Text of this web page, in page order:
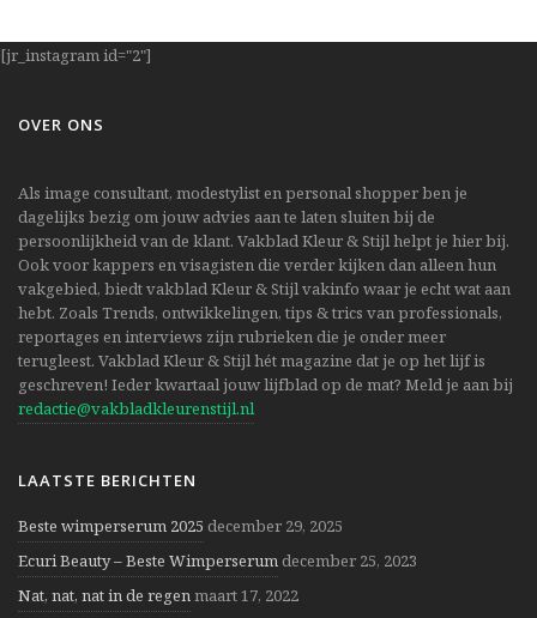
[jr_instagram id="2"]
OVER ONS
Als image consultant, modestylist en personal shopper ben je
dagelijks bezig om jouw advies aan te laten sluiten bij de
persoonlijkheid van de klant. Vakblad Kleur & Stijl helpt je hier bij.
Ook voor kappers en visagisten die verder kijken dan alleen hun
vakgebied, biedt vakblad Kleur & Stijl vakinfo waar je echt wat aan
hebt. Zoals Trends, ontwikkelingen, tips & trics van professionals,
reportages en interviews zijn rubrieken die je onder meer
terugleest. Vakblad Kleur & Stijl hét magazine dat je op het lijf is
geschreven! Ieder kwartaal jouw lijfblad op de mat? Meld je aan bij
redactie@vakbladkleurenstijl.nl
LAATSTE BERICHTEN
Beste wimperserum 2025 december 29, 2025
Ecuri Beauty – Beste Wimperserum december 25, 2023
Nat, nat, nat in de regenmaart 17, 2022